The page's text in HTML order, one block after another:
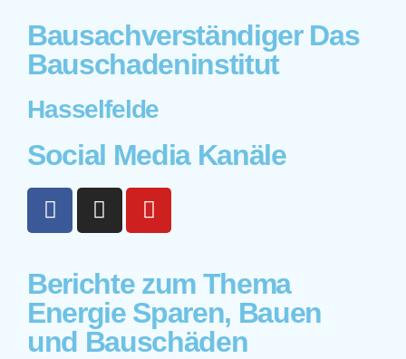
Bausachverständiger Das
Bauschadeninstitut
Hasselfelde
Social Media Kanäle
Berichte zum Thema
Energie Sparen, Bauen
und Bauschäden